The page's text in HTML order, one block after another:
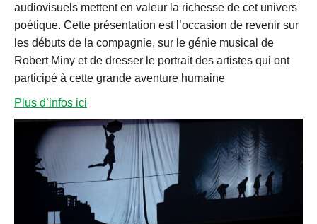
audiovisuels mettent en valeur la richesse de cet univers
poétique. Cette présentation est l’occasion de revenir sur
les débuts de la compagnie, sur le génie musical de
Robert Miny et de dresser le portrait des artistes qui ont
participé à cette grande aventure humaine
Plus d’infos ici